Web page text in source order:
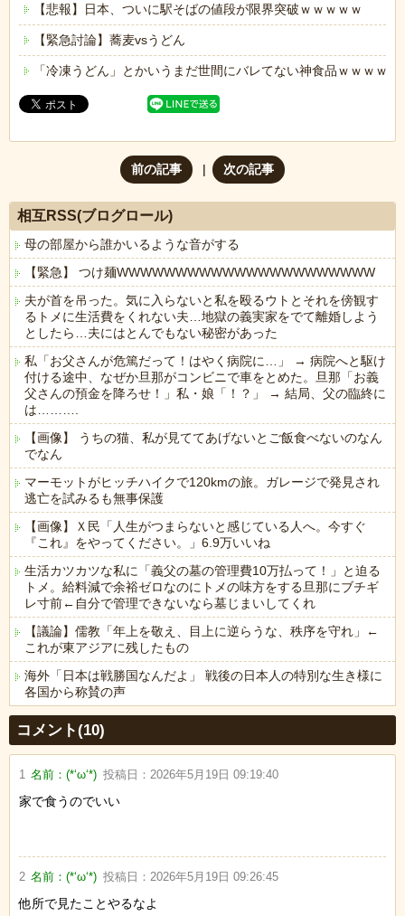
【悲報】日本、ついに駅そばの値段が限界突破ｗｗｗｗｗ
【緊急討論】蕎麦vsうどん
「冷凍うどん」とかいうまだ世間にバレてない神食品ｗｗｗｗｗ
前の記事 次の記事
相互RSS(ブログロール)
母の部屋から誰かいるような音がする
【緊急】 つけ麺WWWWWWWWWWWWWWWWWWWWWW
夫が首を吊った。気に入らないと私を殴るウトとそれを傍観す
るトメに生活費をくれない夫…地獄の義実家をでて離婚しよう
としたら…夫にはとんでもない秘密があった
私「お父さんが危篤だって！はやく病院に…」 → 病院へと駆け
付ける途中、なぜか旦那がコンビニで車をとめた。旦那「お義
父さんの預金を降ろせ！」私・娘「！？」 → 結局、父の臨終に
は……….
【画像】 うちの猫、私が見ててあげないとご飯食べないのなん
でなん
マーモットがヒッチハイクで120kmの旅。ガレージで発見され
逃亡を試みるも無事保護
【画像】Ｘ民「人生がつまらないと感じている人へ。今すぐ
『これ』をやってください。」6.9万いいね
生活カツカツな私に「義父の墓の管理費10万払って！」と迫る
トメ。給料減で余裕ゼロなのにトメの味方をする旦那にブチギ
レ寸前←自分で管理できないなら墓じまいしてくれ
【議論】儒教「年上を敬え、目上に逆らうな、秩序を守れ」←
これが東アジアに残したもの
海外「日本は戦勝国なんだよ」 戦後の日本人の特別な生き様に
各国から称賛の声
Powered by livedoor 相互RSS
コメント(10)
1 名前：(*‘ω‘*) 投稿日： 2026年5月19日 09:19:40
家で食うのでいい
2 名前：(*‘ω‘*) 投稿日： 2026年5月19日 09:26:45
他所で見たことやるなよ